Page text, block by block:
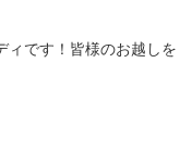
ィです！皆様のお越しを